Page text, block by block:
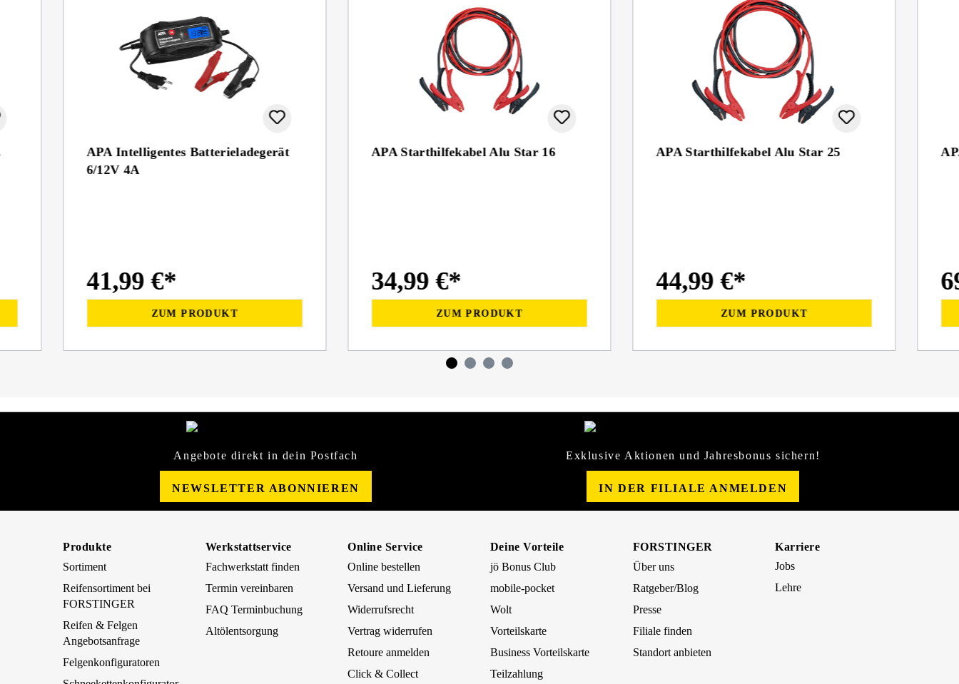
APA Intelligentes Batterieladegerät
6/12V 4A
41,99 €*
ZUM PRODUKT
APA Starthilfekabel Alu Star 16
34,99 €*
ZUM PRODUKT
APA Starthilfekabel Alu Star 25
44,99 €*
ZUM PRODUKT
Angebote direkt in dein Postfach
NEWSLETTER ABONNIEREN
Exklusive Aktionen und Jahresbonus sichern!
IN DER FILIALE ANMELDEN
Produkte
Sortiment
Reifensortiment bei
FORSTINGER
Reifen & Felgen
Angebotsanfrage
Felgenkonfiguratoren
Werkstattservice
Fachwerkstatt finden
Termin vereinbaren
FAQ Terminbuchung
Altölentsorgung
Online Service
Online bestellen
Versand und Lieferung
Widerrufsrecht
Vertrag widerrufen
Retoure anmelden
Click & Collect
Deine Vorteile
jö Bonus Club
mobile-pocket
Wolt
Vorteilskarte
Business Vorteilskarte
Teilzahlung
FORSTINGER
Über uns
Ratgeber/Blog
Presse
Filiale finden
Standort anbieten
Karriere
Jobs
Lehre